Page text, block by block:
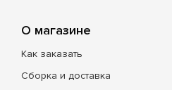
О магазине
Как заказать
Сборка и доставка